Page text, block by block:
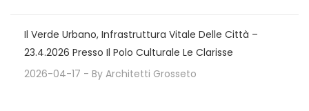
Il Verde Urbano, Infrastruttura Vitale Delle Città –
23.4.2026 Presso Il Polo Culturale Le Clarisse
2026-04-17 - By Architetti Grosseto